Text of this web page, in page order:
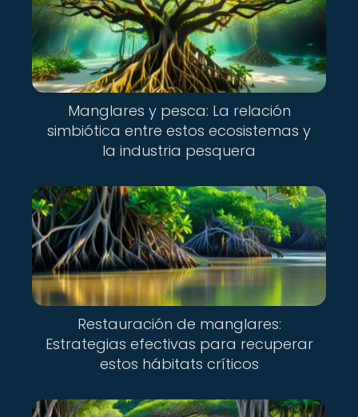
Manglares y pesca: La relación
simbiótica entre estos ecosistemas y
la industria pesquera
Restauración de manglares:
Estrategias efectivas para recuperar
estos hábitats críticos